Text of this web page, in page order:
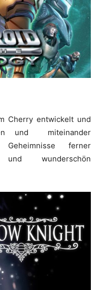
Cherry entwickelt und
und miteinander
ferner
und wunderschön